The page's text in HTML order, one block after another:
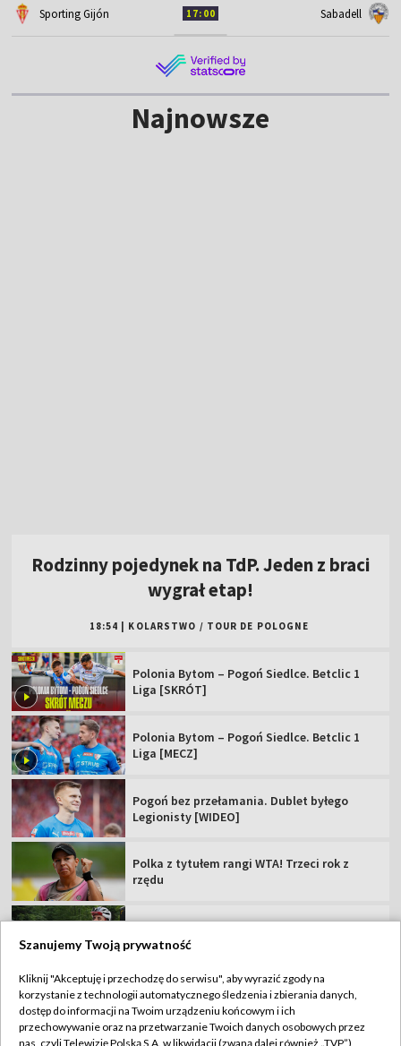
Sporting Gijón 17:00 Sabadell
Najnowsze
Polonia Bytom – Pogoń Siedlce. Betclic 1
Liga [MECZ]
Pogoń bez przełamania. Dublet byłego
Polka z tytułem rangi WTA! Trzeci rok z
Posłuchał rad Rafała Majki i... wygrał etap
Rewanż Świątek za Roland Garros. "Jestem
Sklep TVP
Biuro Reklamy
Polityka prywatności
Moje zgody
Szanujemy Twoją prywatność
Kliknij "Akceptuję i przechodzę do serwisu", aby wyrazić zgody na
korzystanie z technologii automatycznego śledzenia i zbierania danych,
dostęp do informacji na Twoim urządzeniu końcowym i ich
przechowywanie oraz na przetwarzanie Twoich danych osobowych przez
nas, czyli Telewizję Polską S.A. w likwidacji (zwaną dalej również „TVP”),